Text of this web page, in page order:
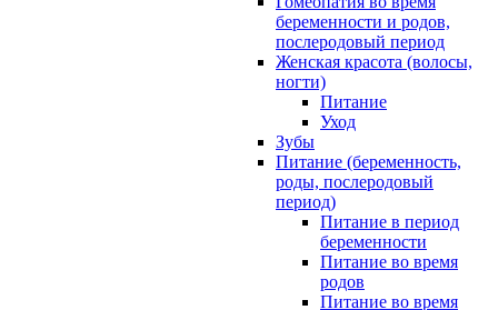
беременности и родов,
послеродовый период
Женская красота (волосы,
ногти)
Питание
Уход
Зубы
Питание (беременность,
роды, послеродовый
период)
Питание в период
беременности
Питание во время
родов
Питание во время